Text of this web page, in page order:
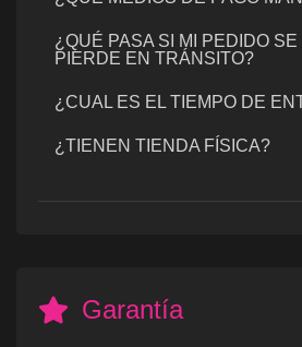
¿QUÉ PASA SI MI PEDIDO
PIERDE EN TRÁNSITO?
¿CUAL ES EL TIEMPO DE
¿TIENEN TIENDA FÍSICA?
Garantía